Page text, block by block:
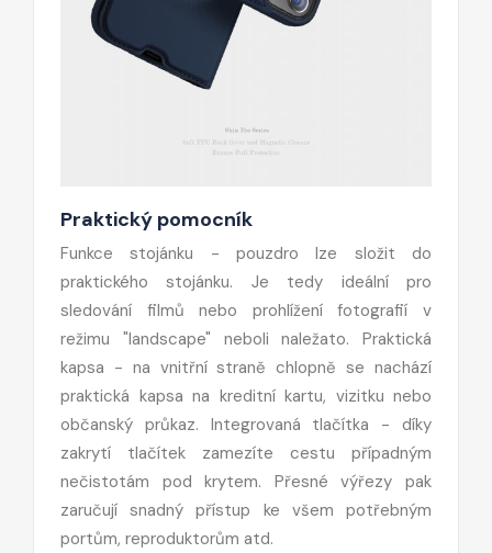
Praktický pomocník
Funkce stojánku - pouzdro lze složit do
praktického stojánku. Je tedy ideální pro
sledování filmů nebo prohlížení fotografií v
režimu "landscape" neboli naležato. Praktická
kapsa - na vnitřní straně chlopně se nachází
praktická kapsa na kreditní kartu, vizitku nebo
občanský průkaz. Integrovaná tlačítka - díky
zakrytí tlačítek zamezíte cestu případným
nečistotám pod krytem. Přesné výřezy pak
zaručují snadný přístup ke všem potřebným
portům, reproduktorům atd.